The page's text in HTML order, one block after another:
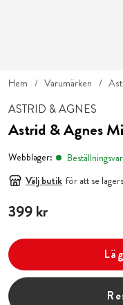
Hem Varumärken
ASTRID & AGNES
Astrid & Agnes
Webblager:
Välj butik för att se
Pris:399 kr
399 kr